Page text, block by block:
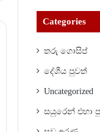
Categories
තරු ගොසිප්
දේශීය පුවත්
Uncategorized
සයුරෙන් එහා